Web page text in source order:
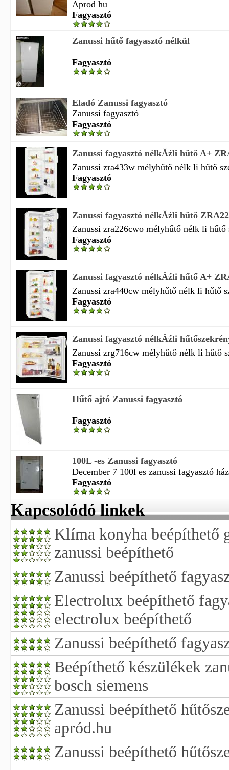
Aprod hu
Fagyasztó
Zanussi hűtő fagyasztó nélkül
Fagyasztó
Eladó Zanussi fagyasztó
Zanussi fagyasztó
Fagyasztó
Zanussi fagyasztó nélkĂźli hűtő A+
Zanussi zra433w mélyhűtő nélk li hűtő
Fagyasztó
Zanussi fagyasztó nélkĂźli hűtő
Zanussi zra226cwo mélyhűtő nélk li hűtő
Fagyasztó
Zanussi fagyasztó nélkĂźli hűtő A+
Zanussi zra440cw mélyhűtő nélk li hűtő
Fagyasztó
Zanussi fagyasztó nélkĂźli
Zanussi zrg716cw mélyhűtő nélk li hűtő
Fagyasztó
Hűtő ajtó Zanussi fagyasztó
Fagyasztó
100L -es Zanussi fagyasztó
December 7 100l es zanussi fagyasztó
Fagyasztó
Kapcsolódó linkek
Klíma konyha beépíthető
zanussi beépíthető
Zanussi beépíthető
Electrolux beépíthető
electrolux beépíthető
Zanussi beépíthető
Beépíthető készülékek
bosch siemens
Zanussi beépíthető
apród.hu
Zanussi beépíthető